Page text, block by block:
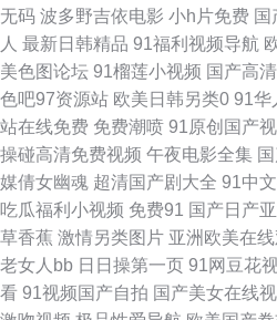
美女内射白浆 日韩人妻无码破解 自拍网
频 日韩天堂 亚洲天堂综合网 avttbt 东京
91资源站 成人天堂 精品91国产0 日本中
97 国产对白清晰 青青草原福利社 亚洲黄
91 美女抠逼视频 色色91下载网站 最新
久 日韩123区 91超碰网址 超碰卧艹 久草
无码 波多野吉依电影 小h片免费 国
人 最新日韩精品 91福利视频导航
美色图论坛 91榴莲小视频 国产高
色吧97资源站 欧美日韩另类0 91华
站在线免费 免费潮喷 91原创国产
操碰高清免费视频 午夜电影全集
媒倩女幽魂 超清国产剧大全 91中
吃瓜福利小视频 免费91 国产日产
草香蕉 激情另类图片 亚洲欧美在
老女人bb 日日操第一页 91网豆花
看 91视频国产自拍 国产美女在线